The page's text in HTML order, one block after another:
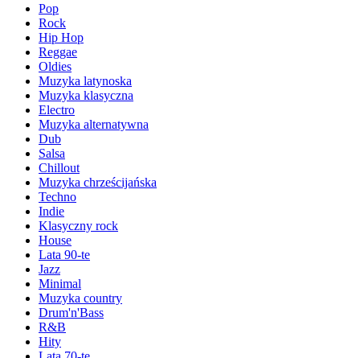
Pop
Rock
Hip Hop
Reggae
Oldies
Muzyka latynoska
Muzyka klasyczna
Electro
Muzyka alternatywna
Dub
Salsa
Chillout
Muzyka chrześcijańska
Techno
Indie
Klasyczny rock
House
Lata 90-te
Jazz
Minimal
Muzyka country
Drum'n'Bass
R&B
Hity